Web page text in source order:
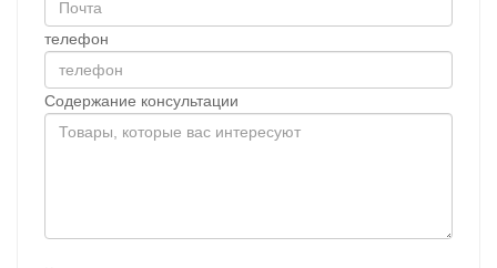
телефон
Содержание консультации